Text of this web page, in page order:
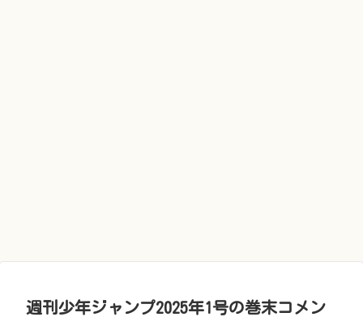
週刊少年ジャンプ2025年1号の巻末コメン